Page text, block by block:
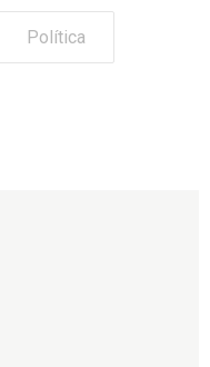
Política